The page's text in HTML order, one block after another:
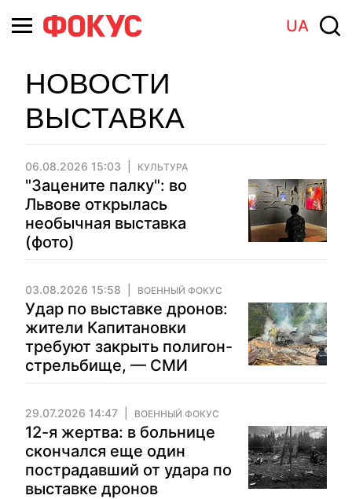
UA
НОВОСТИ
ВЫСТАВКА
06.08.2026 15:03 КУЛЬТУРА
"Зацените палку": во
Львове открылась
необычная выставка
(фото)
03.08.2026 15:58 ВОЕННЫЙ ФОКУС
Удар по выставке дронов:
жители Капитановки
требуют закрыть полигон-
стрельбище, — СМИ
29.07.2026 14:47 ВОЕННЫЙ ФОКУС
12-я жертва: в больнице
скончался еще один
пострадавший от удара по
выставке дронов